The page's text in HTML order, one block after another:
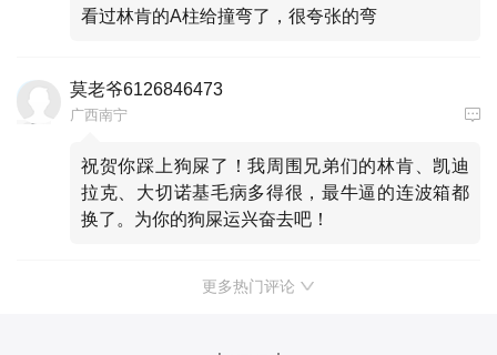
看过林肯的A柱给撞弯了，很夸张的弯
莫老爷6126846473
广西南宁
祝贺你踩上狗屎了！我周围兄弟们的林肯、凯迪
拉克、大切诺基毛病多得很，最牛逼的连波箱都
换了。为你的狗屎运兴奋去吧！
更多热门评论